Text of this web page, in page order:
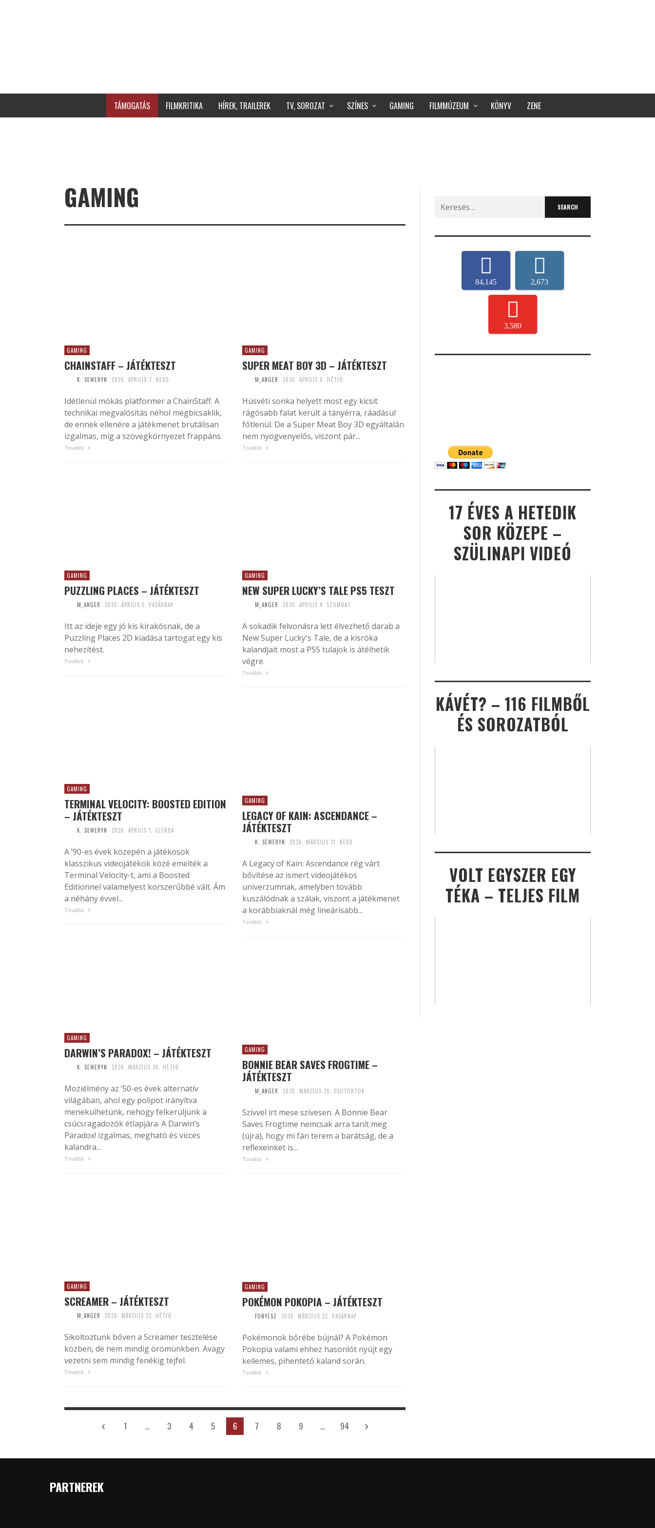
TÁMOGATÁS FILMKRITIKA HÍREK, TRAILEREK TV, SOROZAT SZÍNES GAMING FILMMÚZEUM KÖNYV ZENE
GAMING
GAMING
CHAINSTAFF – JÁTÉKTESZT
K. SEWERYN 2026. ÁPRILIS 7. KEDD
Idétlenül mókás platformer a ChainStaff. A
technikai megvalósítás néhol megbicsaklik,
de ennek ellenére a játékmenet brutálisan
izgalmas, míg a szövegkörnyezet frappáns.
Tovább
GAMING
SUPER MEAT BOY 3D – JÁTÉKTESZT
M_ANGER 2026. ÁPRILIS 6. HÉTFŐ
Húsvéti sonka helyett most egy kicsit
rágósabb falat került a tányérra, ráadásul
főtlenül. De a Super Meat Boy 3D egyáltalán
nem nyögvenyelős, viszont pár...
Tovább
GAMING
PUZZLING PLACES – JÁTÉKTESZT
M_ANGER 2026. ÁPRILIS 5. VASÁRNAP
Itt az ideje egy jó kis kirakósnak, de a
Puzzling Places 2D kiadása tartogat egy kis
nehezítést.
Tovább
GAMING
NEW SUPER LUCKY’S TALE PS5 TESZT
M_ANGER 2026. ÁPRILIS 4. SZOMBAT
A sokadik felvonásra lett élvezhető darab a
New Super Lucky's Tale, de a kisróka
kalandjait most a PS5 tulajok is átélhetik
végre.
Tovább
GAMING
TERMINAL VELOCITY: BOOSTED EDITION
– JÁTÉKTESZT
K. SEWERYN 2026. ÁPRILIS 1. SZERDA
A ’90-es évek közepén a játékosok
klasszikus videojátékok közé emelték a
Terminal Velocity-t, ami a Boosted
Editionnel valamelyest korszerűbbé vált. Ám
a néhány évvel...
Tovább
GAMING
LEGACY OF KAIN: ASCENDANCE –
JÁTÉKTESZT
K. SEWERYN 2026. MÁRCIUS 31. KEDD
A Legacy of Kain: Ascendance rég várt
bővítése az ismert videojátékos
univerzumnak, amelyben tovább
kuszálódnak a szálak, viszont a játékmenet
a korábbiaknál még lineárisabb...
Tovább
GAMING
DARWIN’S PARADOX! – JÁTÉKTESZT
K. SEWERYN 2026. MÁRCIUS 30. HÉTFŐ
Moziélmény az ’50-es évek alternatív
világában, ahol egy polipot irányítva
menekülhetünk, nehogy felkerüljünk a
csúcsragadozók étlapjára. A Darwin’s
Paradox! izgalmas, megható és vicces
kalandra...
Tovább
GAMING
BONNIE BEAR SAVES FROGTIME –
JÁTÉKTESZT
M_ANGER 2026. MÁRCIUS 26. CSÜTÖRTÖK
Szívvel írt mese szívesen. A Bonnie Bear
Saves Frogtime nemcsak arra tanít meg
(újra), hogy mi fán terem a barátság, de a
reflexeinket is...
Tovább
GAMING
SCREAMER – JÁTÉKTESZT
M_ANGER 2026. MÁRCIUS 23. HÉTFŐ
Sikoltoztunk bőven a Screamer tesztelése
közben, de nem mindig örömünkben. Avagy
vezetni sem mindig fenékig tejfel.
Tovább
GAMING
POKÉMON POKOPIA – JÁTÉKTESZT
FONYESZ 2026. MÁRCIUS 22. VASÁRNAP
Pokémonok bőrébe bújnál? A Pokémon
Pokopia valami ehhez hasonlót nyújt egy
kellemes, pihentető kaland során.
Tovább
1 … 3 4 5 6 7 8 9 … 94
Search
for:
84,145 2,673
3,580
17 ÉVES A HETEDIK
SOR KÖZEPE –
SZÜLINAPI VIDEÓ
KÁVÉT? – 116 FILMBŐL
ÉS SOROZATBÓL
VOLT EGYSZER EGY
TÉKA – TELJES FILM
PARTNEREK